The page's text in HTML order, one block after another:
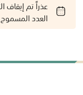
عذراً تم إيقاف
العدد المسموح